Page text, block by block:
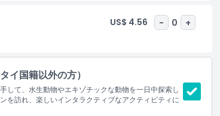
US$ 4.56 - 0 +
イ国籍以外の方）
して、水生動物やエキゾチックな動物を一日中探索し
を訪れ、楽しいインタラクティブなアクティビティに